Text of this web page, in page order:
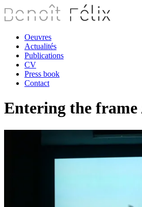
Oeuvres
Actualités
Publications
CV
Press book
Contact
Entering the frame